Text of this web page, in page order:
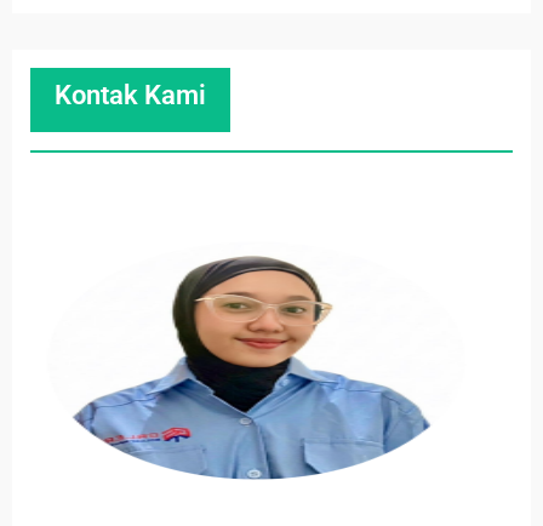
Kontak Kami